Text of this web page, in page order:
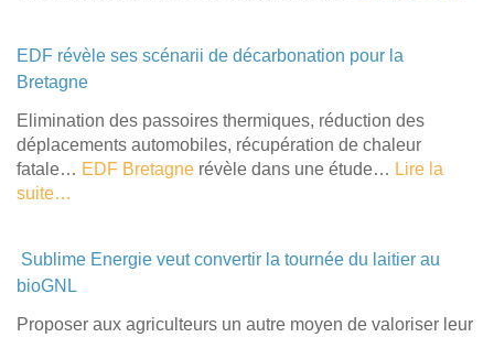
EDF révèle ses scénarii de décarbonation pour la
Bretagne
Elimination des passoires thermiques, réduction des
déplacements automobiles, récupération de chaleur
fatale… EDF Bretagne révèle dans une étude… Lire la
suite…
Sublime Energie veut convertir la tournée du laitier au
bioGNL
Proposer aux agriculteurs un autre moyen de valoriser leur